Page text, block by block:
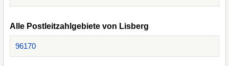
Alle Postleitzahlgebiete von Lisberg
96170